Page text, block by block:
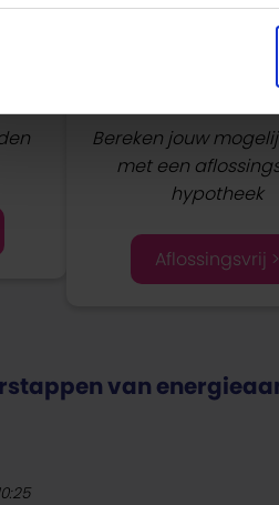
Bereken jouw
met een
hypotheek
Aflossingsvrij >
van